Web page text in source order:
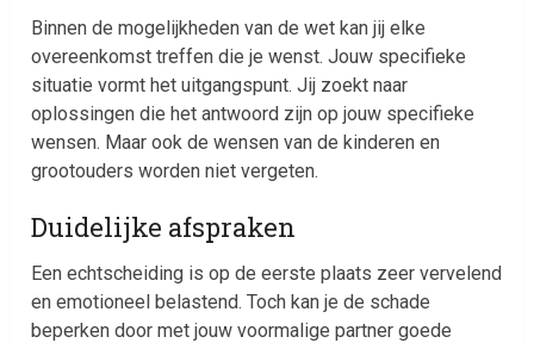
Binnen de mogelijkheden van de wet kan jij elke
overeenkomst treffen die je wenst. Jouw specifieke
situatie vormt het uitgangspunt. Jij zoekt naar
oplossingen die het antwoord zijn op jouw specifieke
wensen. Maar ook de wensen van de kinderen en
grootouders worden niet vergeten.
Duidelijke afspraken
Een echtscheiding is op de eerste plaats zeer vervelend
en emotioneel belastend. Toch kan je de schade
beperken door met jouw voormalige partner goede